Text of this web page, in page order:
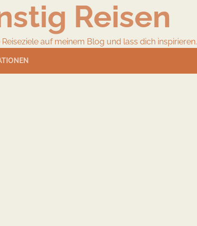
Reisen
auf meinem Blog und lass dich inspirieren.